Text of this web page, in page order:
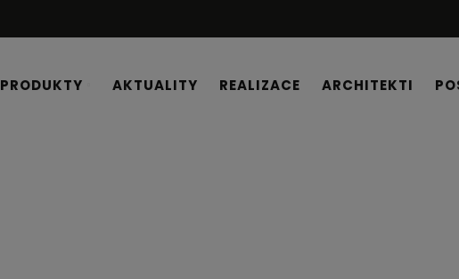
PRODUKTY AKTUALITY REALIZACE ARCHITEKTI